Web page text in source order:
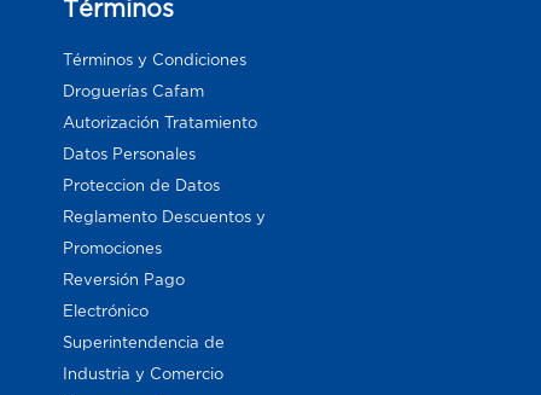
Términos
Términos y Condiciones
Droguerías Cafam
Autorización Tratamiento
Datos Personales
Proteccion de Datos
Reglamento Descuentos y
Promociones
Reversión Pago
Electrónico
Superintendencia de
Industria y Comercio